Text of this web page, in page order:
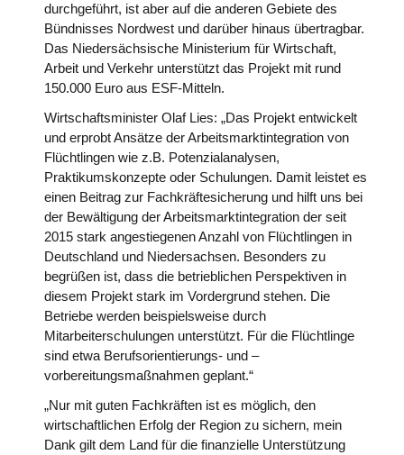
durchgeführt, ist aber auf die anderen Gebiete des
Bündnisses Nordwest und darüber hinaus übertragbar.
Das Niedersächsische Ministerium für Wirtschaft,
Arbeit und Verkehr unterstützt das Projekt mit rund
150.000 Euro aus ESF-Mitteln.
Wirtschaftsminister Olaf Lies: „Das Projekt entwickelt
und erprobt Ansätze der Arbeitsmarktintegration von
Flüchtlingen wie z.B. Potenzialanalysen,
Praktikumskonzepte oder Schulungen. Damit leistet es
einen Beitrag zur Fachkräftesicherung und hilft uns bei
der Bewältigung der Arbeitsmarktintegration der seit
2015 stark angestiegenen Anzahl von Flüchtlingen in
Deutschland und Niedersachsen. Besonders zu
begrüßen ist, dass die betrieblichen Perspektiven in
diesem Projekt stark im Vordergrund stehen. Die
Betriebe werden beispielsweise durch
Mitarbeiterschulungen unterstützt. Für die Flüchtlinge
sind etwa Berufsorientierungs- und –
vorbereitungsmaßnahmen geplant.“
„Nur mit guten Fachkräften ist es möglich, den
wirtschaftlichen Erfolg der Region zu sichern, mein
Dank gilt dem Land für die finanzielle Unterstützung